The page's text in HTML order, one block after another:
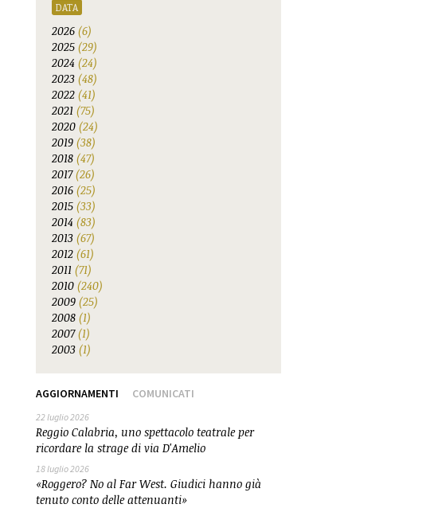
DATA
2026 (6)
2025 (29)
2024 (24)
2023 (48)
2022 (41)
2021 (75)
2020 (24)
2019 (38)
2018 (47)
2017(26)
2016 (25)
2015 (33)
2014 (83)
2013 (67)
2012 (61)
2011 (71)
2010 (240)
2009 (25)
2008 (1)
2007(1)
2003 (1)
AGGIORNAMENTI COMUNICATI
22 luglio 2026
Reggio Calabria, uno spettacolo teatrale per
ricordare la strage di via D'Amelio
18 luglio 2026
«Roggero? No al Far West. Giudici hanno già
tenuto conto delle attenuanti»